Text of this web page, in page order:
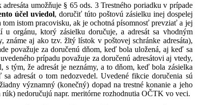
umožňuje § 65 ods. 3 Trestného poriadku v prípade
účel uviedol, doručiť túto poštovú zásielku inej dospelej
istom pracovisku, ak je ochotná písomnosť prevziať a jej
orgánu, ktorý zásielku doručuje, a adresát sa vhodným
známe aj ako tzv. žltý lístok v poštovej schránke adresáta),
považuje za doručenú dňom, keď bola uložená, aj keď sa
prípadu považuje za doručenú adresátovi aj vtedy,
s tým, že adresát je neznámy, a to dňom, keď bola zásielka
adresát o tom nedozvedel. Uvedené fikcie doručenia sú
významný (konečný) dopad na trestné konanie a jeho
nedoručujú napr. meritórne rozhodnutia OČTK vo veci.